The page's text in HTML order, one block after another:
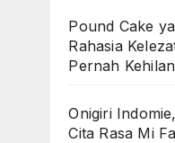
Pound Cake
Rahasia
Pernah
Onigiri
Cita Rasa Mi